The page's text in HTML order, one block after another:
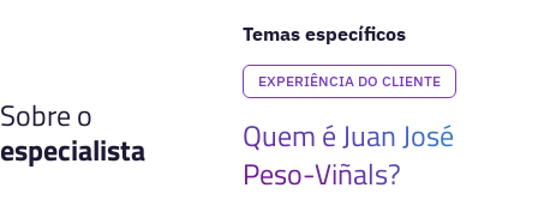
Temas específicos
EXPERIÊNCIA DO CLIENTE
Sobre o
especialista
Quem é Juan José
Peso-Viñals?